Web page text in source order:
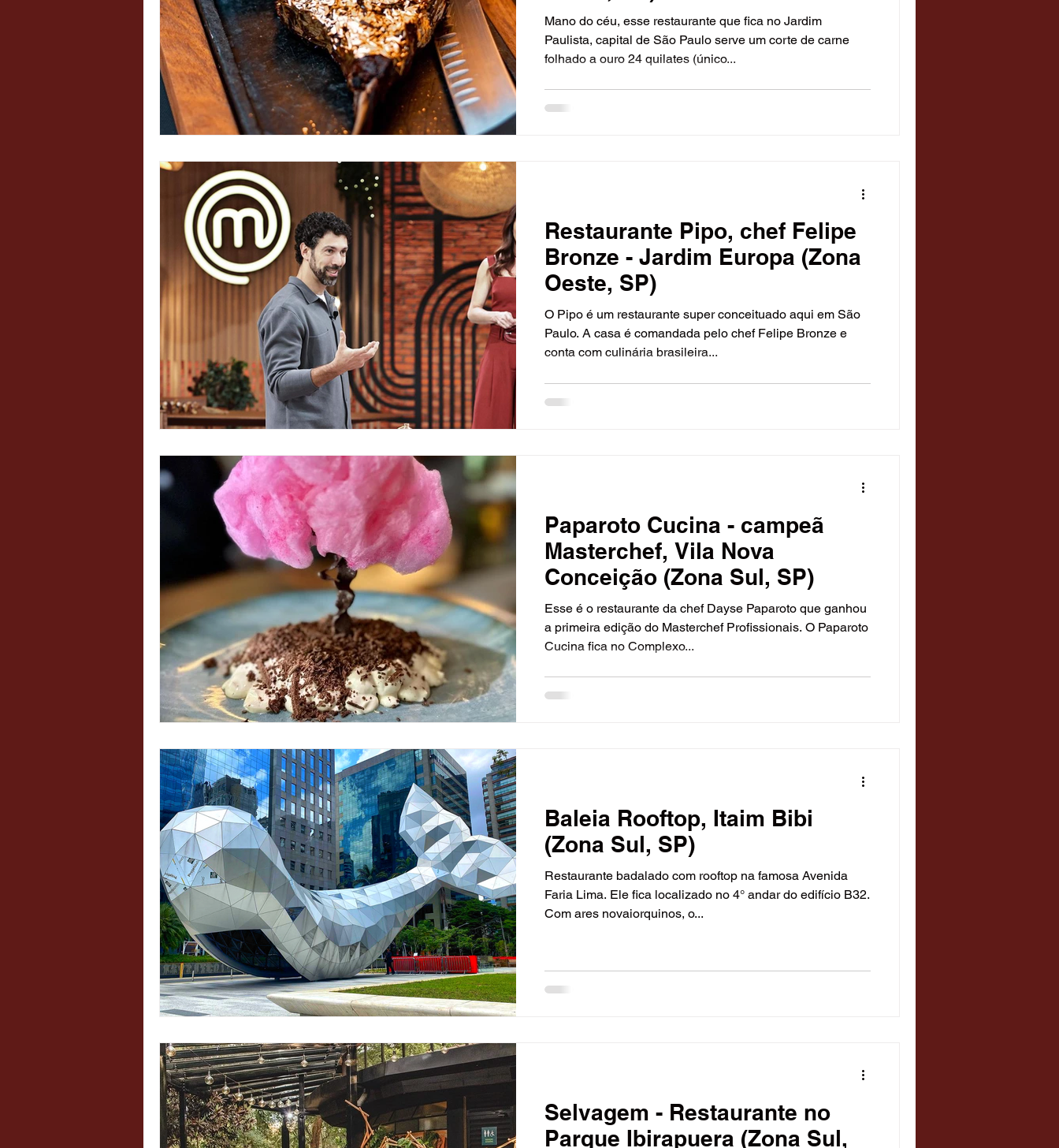
Mano do céu, esse restaurante que fica no Jardim
Paulista, capital de São Paulo serve um corte de carne
folhado a ouro 24 quilates (único...
Restaurante Pipo, chef Felipe
Bronze - Jardim Europa (Zona
Oeste, SP)
O Pipo é um restaurante super conceituado aqui em São
Paulo. A casa é comandada pelo chef Felipe Bronze e
conta com culinária brasileira...
Paparoto Cucina - campeã
Masterchef, Vila Nova
Conceição (Zona Sul, SP)
Esse é o restaurante da chef Dayse Paparoto que ganhou
a primeira edição do Masterchef Profissionais. O Paparoto
Cucina fica no Complexo...
Baleia Rooftop, Itaim Bibi
(Zona Sul, SP)
Restaurante badalado com rooftop na famosa Avenida
Faria Lima. Ele fica localizado no 4° andar do edifício B32.
Com ares novaiorquinos, o...
Selvagem - Restaurante no
Parque Ibirapuera (Zona Sul,